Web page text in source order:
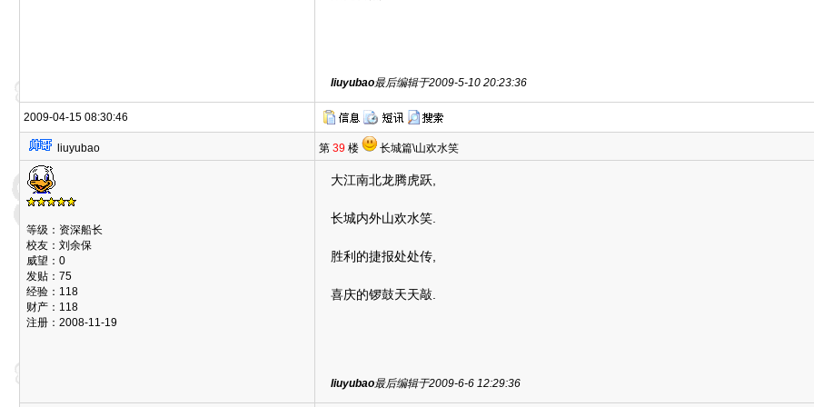
liuyubao最后编辑于2009-5-10 20:23:36
2009-04-15 08:30:46
liuyubao 第 39楼 长城篇\山欢水笑
等级：资深船长
校友：刘余保
威望：0
发贴：75
经验：118
财产：118
注册：2008-11-19
大江南北龙腾虎跃,
长城内外山欢水笑.
胜利的捷报处处传,
喜庆的锣鼓天天敲.
liuyubao最后编辑于2009-6-6 12:29:36